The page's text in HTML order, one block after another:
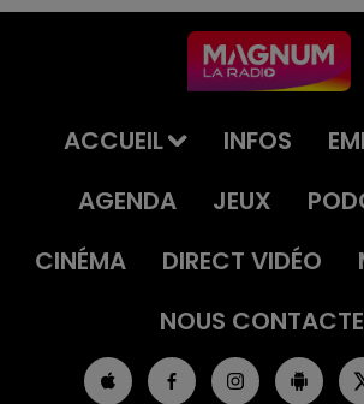
ACCUEIL INFOS
AGENDA
JEUX
CINÉMA
DIRECT VIDÉO
NOUS